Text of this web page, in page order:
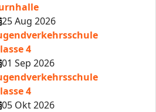
25 Aug 2026
4
01 Sep 2026
4
05 Okt 2026